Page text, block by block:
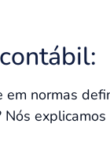
normas